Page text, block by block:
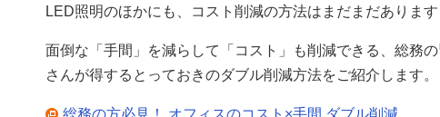
LED照明のほかにも、コスト削減の方法はまだまだありま
面倒な「手間」を減らして「コスト」も削減できる、総務
さんが得するとっておきのダブル削減方法をご紹介します。
総務の方必見！ オフィスのコスト×手間 ダブル削減